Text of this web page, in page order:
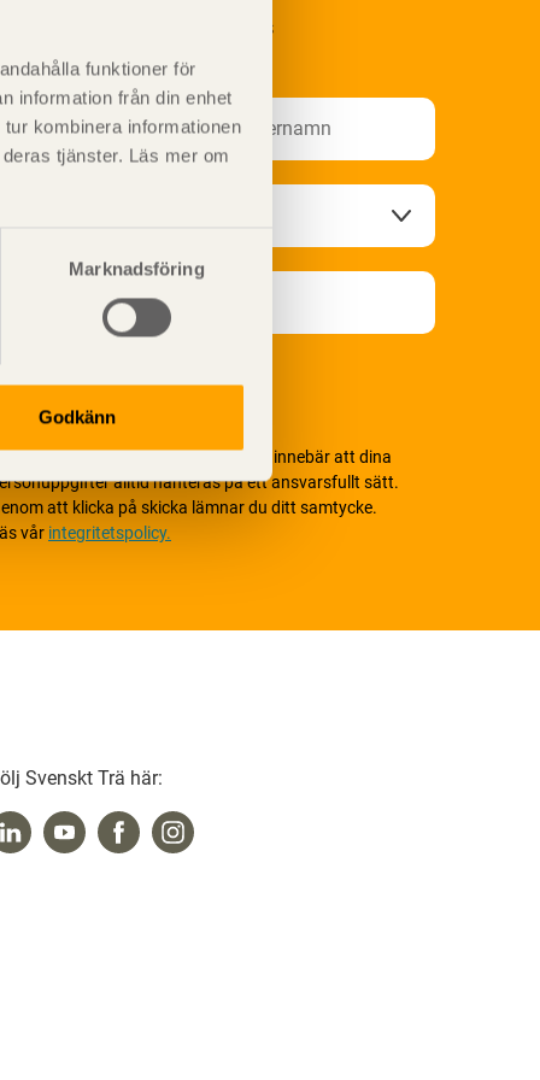
funktioner för
information från din enhet
kombinera informationen
tjänster. Läs mer om
Marknadsföring
Godkänn
på Svenskt Träs
värnar om personlig integritet vilket innebär att dina
alltid hanteras på ett ansvarsfullt sätt.
att klicka på skicka lämnar du ditt samtycke.
vår integritetspolicy.
Svenskt Trä här: